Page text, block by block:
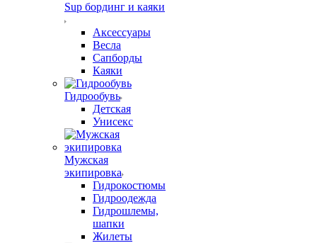
Sup бординг и каяки
Аксессуары
Весла
Сапборды
Каяки
Гидрообувь
Детская
Унисекс
Мужская
экипировка
Гидрокостюмы
Гидроодежда
Гидрошлемы,
шапки
Жилеты